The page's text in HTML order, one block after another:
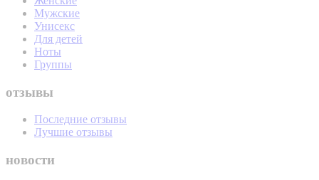
Мужские
Унисекс
Для детей
Ноты
Группы
отзывы
Последние отзывы
Лучшие отзывы
новости